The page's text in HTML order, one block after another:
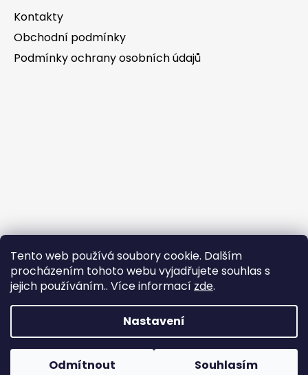
Tento web používá soubory cookie. Dalším
procházením tohoto webu vyjadřujete souhlas s
jejich používáním.. Více informací zde.
Nastavení
Odmítnout Souhlasím
Kontakty
Obchodní podmínky
Podmínky ochrany osobních údajů
Tvorba e-shopu: Ondřej Doležal
Vytvořil Shoptet
Copyright 2026
. Všechna práva